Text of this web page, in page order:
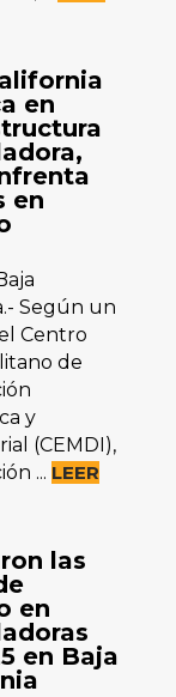
en
en
Según un
Centro
de
y
(CEMDI),
... LEER
las
en
en Baja